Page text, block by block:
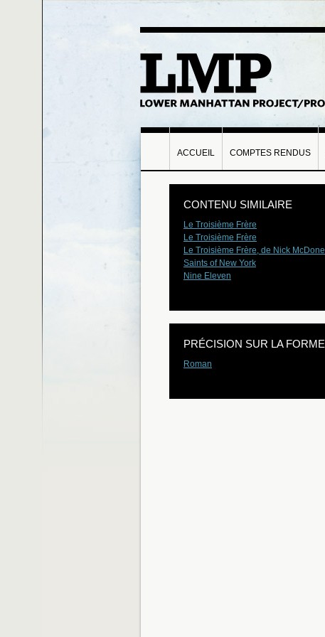
ACCUEIL COMPTES RENDUS
CONTENU SIMILAIRE
Le Troisième Frère
Le Troisième Frère
Le Troisième Frère, de Nick McDonell
Saints of New York
Nine Eleven
PRÉCISION SUR LA FORME
Roman